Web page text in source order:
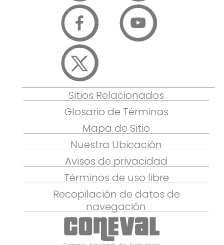
Sitios Relacionados
Glosario de Términos
Mapa de Sitio
Nuestra Ubicación
Avisos de privacidad
Términos de uso libre
Recopilación de datos de
navegación